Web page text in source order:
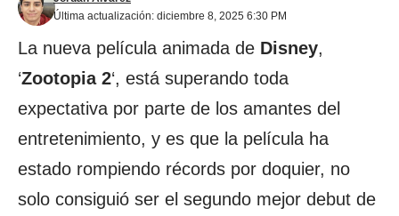
Última actualización: diciembre 8, 2025 6:30 PM
La nueva película animada de Disney,
‘Zootopia 2‘, está superando toda
expectativa por parte de los amantes del
entretenimiento, y es que la película ha
estado rompiendo récords por doquier, no
solo consiguió ser el segundo mejor debut de